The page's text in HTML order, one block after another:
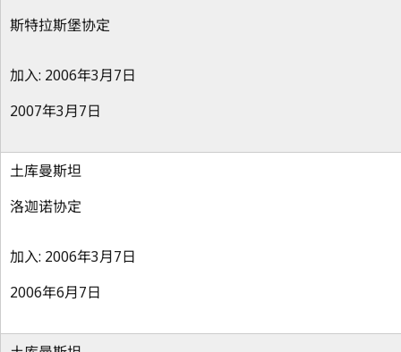
斯特拉斯堡协定
加入: 2006年3月7日
2007年3月7日
土库曼斯坦
洛迦诺协定
加入: 2006年3月7日
2006年6月7日